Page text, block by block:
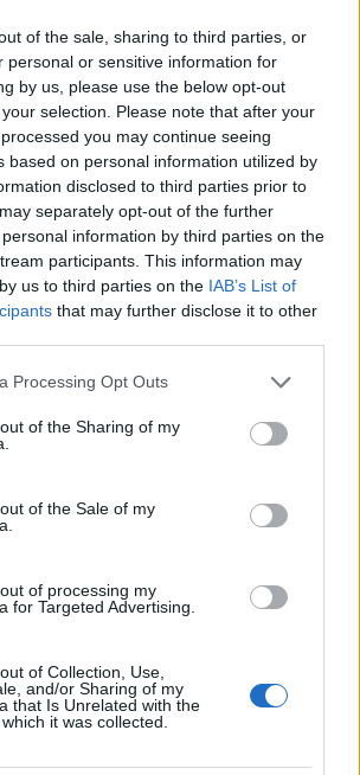
of the sale, sharing to third parties, or
personal or sensitive information for
by us, please use the below opt-out
selection. Please note that after your
you may continue seeing
based on personal information utilized by
disclosed to third parties prior to
separately opt-out of the further
information by third parties on the
participants. This information may
us to third parties on the IAB’s List of
that may further disclose it to other
website/app uses one or more Google
visit or usage behaviour. You may click to
to Google and its third-party tags to
specified purposes in below Google
Processing Opt Outs
of the Sharing of my
of the Sale of my
of processing my
for Targeted Advertising.
of Collection, Use,
and/or Sharing of my
that Is Unrelated with the
it was collected.
a nyugdij ugyeinket.
velemenyunk a ferjemmel hogy
minden extra keresetet/
legyen a nyugdij mert az a
elveszhet, elkoltodhet de
nyugdijamat kapom hanem a
lettem de a sajat pension a
megy hozza, szoval
szoktak, illetve nem minden evben
hogy a szorakozas akkoriban
hangverseny, opera, szinhaz,
emlekeim vannak az otthoni evekrol
meg az olajbogyot. Na, az e az
ugy vagyok hogy a
a legtobbet igen de az olyasmit
Utalom a rak izet a shrimpet is, a
nem eszem meg, a kagylot